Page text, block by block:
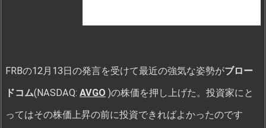
FRBの12月13日の発言を受けて最近の強気な姿勢がブロー
ドコム(NASDAQ: AVGO )の株価を押し上げた。投資家にと
ってはその株価上昇の前に投資できればよかったのです